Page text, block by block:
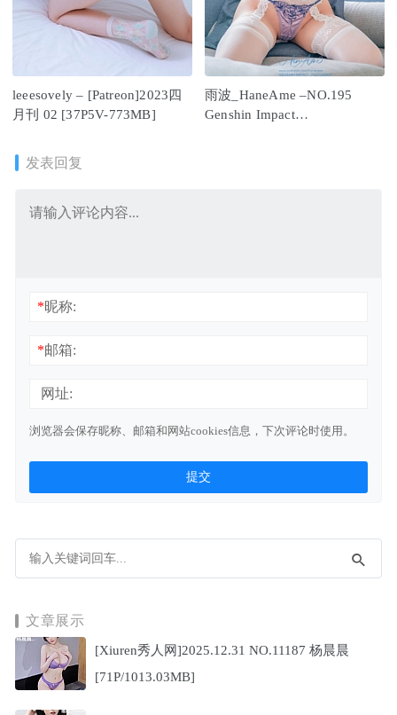
leeesovely – [Patreon]2023四
月刊 02 [37P5V-773MB]
雨波_HaneAme –NO.195
Genshin Impact
发表回复
*昵称:
*邮箱:
网址:
浏览器会保存昵称、邮箱和网站cookies信息，下次评论时使用。
文章展示
[Xiuren秀人网]2025.12.31 NO.11187 杨晨晨
[71P/1013.03MB]